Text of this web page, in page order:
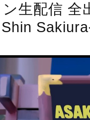
生配信 全